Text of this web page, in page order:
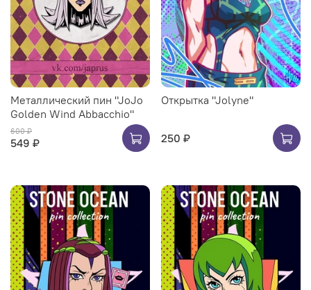
Металлический пин "JoJo
Golden Wind Abbacchio"
600 ₽
549 ₽
Открытка "Jolyne"
250 ₽